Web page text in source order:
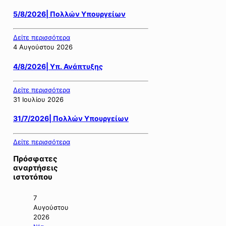
5/8/2026| Πολλών Υπουργείων
Δείτε περισσότερα
4 Αυγούστου 2026
4/8/2026| Υπ. Ανάπτυξης
Δείτε περισσότερα
31 Ιουλίου 2026
31/7/2026| Πολλών Υπουργείων
Δείτε περισσότερα
Πρόσφατες
αναρτήσεις
ιστοτόπου
7
Αυγούστου
2026